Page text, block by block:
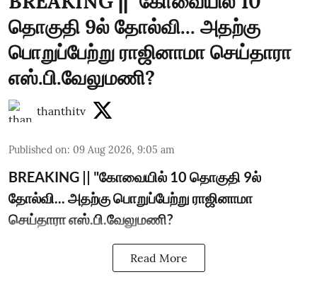
தொகுதி 9ல் தோல்வி... அதற்கு
பொறுப்பேற்று ராஜினாமா செய்தாரா
எஸ்.பி.வேலுமணி?
thanthitv
Published on: 09 Aug 2026, 9:05 am
BREAKING || "கோவையில் 10 தொகுதி 9ல்
தோல்வி... அதற்கு பொறுப்பேற்று ராஜினாமா
செய்தாரா எஸ்.பி.வேலுமணி?
Read More